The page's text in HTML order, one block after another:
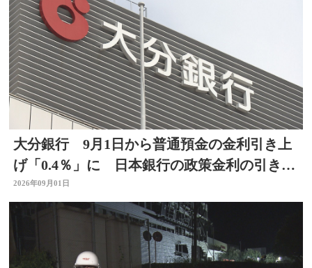
大分銀行 9月1日から普通預金の金利引き上
げ「0.4％」に 日本銀行の政策金利の引き上
げを受け
2026年09月01日